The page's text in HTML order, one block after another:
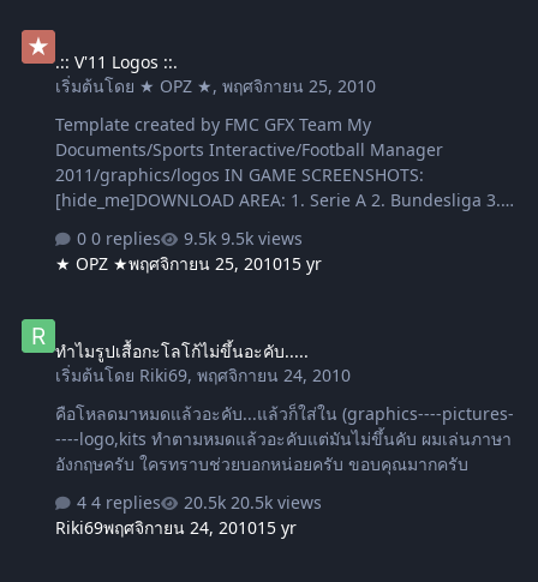
Pro League -EXQI League -Derde Klasse Bosnia &
Herzegovina: -Premijer Liga Brazil: -Série A -Série C -
Série C Bulgaria: -"A" PFG -"B" PFG Chile: -Campeonato
Nacional Pe…
.:: V'11 Logos ::.
เริ่มต้นโดย ★ OPZ ★,พฤศจิกายน 25, 2010
Template created by FMC GFX Team My
Documents/Sports Interactive/Football Manager
2011/graphics/logos IN GAME SCREENSHOTS:
[hide_me]DOWNLOAD AREA: 1. Serie A 2. Bundesliga 3.
Superliga 8. PrvaLiga Srbije 9. 1st Division 10. NizeLige
11. Blue Square North 12. Ligue 2[/hide_me]
0 replies
9.5k views
★ OPZ ★พฤศจิกายน 25, 201015 yr
ทำไมรูปเสื้อกะโลโก้ไม่ขึ้นอะคับ.....
เริ่มต้นโดย Riki69,พฤศจิกายน 24, 2010
คือโหลดมาหมดแล้วอะคับ...แล้วก็ใส่ใน (graphics----pictures-
----logo,kits ทำตามหมดแล้วอะคับแต่มันไม่ขึ้นคับ ผมเล่นภาษา
อังกฤษครับ ใครทราบช่วยบอกหน่อยครับ ขอบคุณมากครับ
4 replies
20.5k views
Riki69พฤศจิกายน 24, 201015 yr